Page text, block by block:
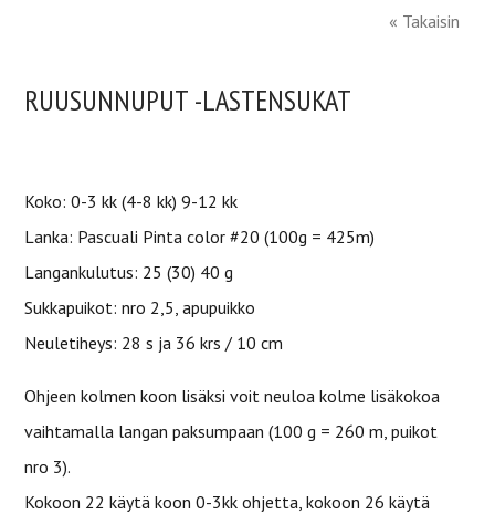
« Takaisin
RUUSUNNUPUT -LASTENSUKAT
Koko: 0-3 kk (4-8 kk) 9-12 kk
Lanka: Pascuali Pinta color #20 (100g = 425m)
Langankulutus: 25 (30) 40 g
Sukkapuikot: nro 2,5, apupuikko
Neuletiheys: 28 s ja 36 krs / 10 cm
Ohjeen kolmen koon lisäksi voit neuloa kolme lisäkokoa
vaihtamalla langan paksumpaan (100 g = 260 m, puikot
nro 3).
Kokoon 22 käytä koon 0-3kk ohjetta, kokoon 26 käytä